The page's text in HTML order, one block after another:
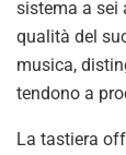
sistema a sei
qualità del
musica,
tendono a
La tastiera